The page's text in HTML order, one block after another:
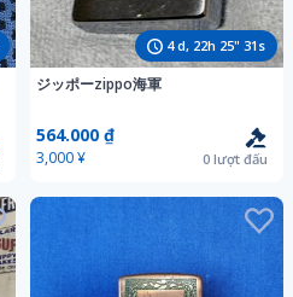
4d, 22h 25" 30 s
ジッポーzippo海軍
564.000 ₫
3,000 ¥ 0 lượt đấu